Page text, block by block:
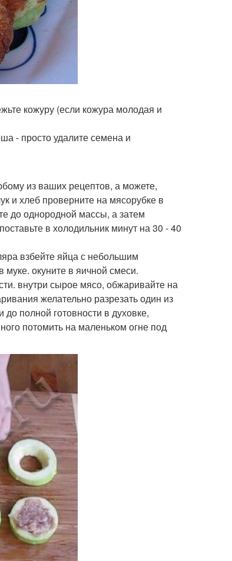
кожуру (если кожура молодая и
- просто удалите семена и
из ваших рецептов, а можете,
и хлеб проверните на мясорубке в
до однородной массы, а затем
в холодильник минут на 30 - 40
взбейте яйца с небольшим
окуните в яичной смеси.
внутри сырое мясо, обжаривайте на
желательно разрезать один из
полной готовности в духовке,
потомить на маленьком огне под